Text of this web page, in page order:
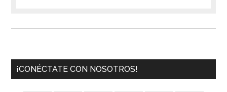
¡CONÉCTATE CON NOSOTROS!